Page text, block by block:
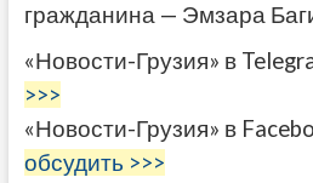
гражданина — Эмзара
«Новости-Грузия» в
>>>
«Новости-Грузия» в
обсудить >>>